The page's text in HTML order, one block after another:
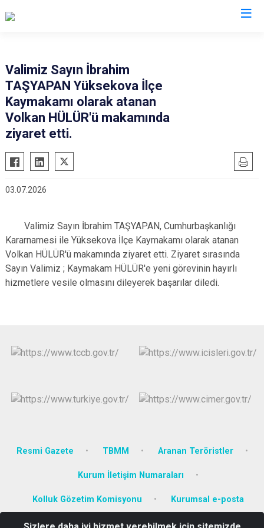
Çukurca
Şemdinli
Yüksekova
Valimiz Sayın İbrahim
TAŞYAPAN Yüksekova İlçe
Kaymakamı olarak atanan
Volkan HÜLÜR'ü makamında
ziyaret etti.
03.07.2026
Valimiz Sayın İbrahim TAŞYAPAN, Cumhurbaşkanlığı
Kararnamesi ile Yüksekova İlçe Kaymakamı olarak atanan
Volkan HÜLÜR'ü makamında ziyaret etti. Ziyaret sırasında
Sayın Valimiz ; Kaymakam HÜLÜR'e yeni görevinin hayırlı
hizmetlere vesile olmasını dileyerek başarılar diledi.
Resmi Gazete TBMM Aranan Teröristler
Kurum İletişim Numaraları
Kolluk Gözetim Komisyonu Kurumsal e-posta